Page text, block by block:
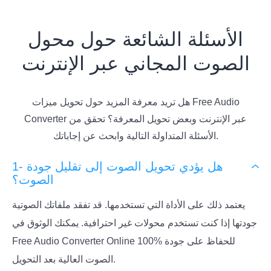
الأسئلة الشائعة حول محول
الصوت المجاني عبر الإنترنت
هل تريد معرفة المزيد حول تحويل ميزات Free Audio
Converter عبر الإنترنت وبعض تحويل المعرفة؟ تحقق من
الأسئلة المتداولة التالية وابحث عن إجاباتك.
1- هل يؤدي تحويل الصوت إلى تقليل جودة
الصوت؟
يعتمد ذلك على الأداة التي تستخدمها. قد تفقد ملفاتك الصوتية
جودتها إذا كنت تستخدم محولات غير احترافية. يمكنك الوثوق في
Free Audio Converter Online 100% للحفاظ على جودة
الصوت العالية بعد التحويل.